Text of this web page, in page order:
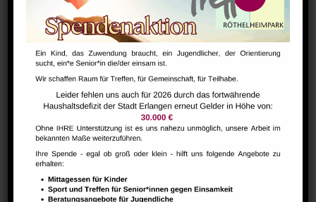
Tanz mit bleib fit! – für Senior*innen ab „60+“